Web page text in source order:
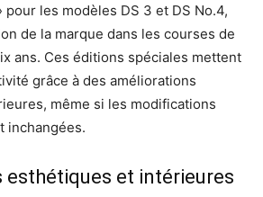
pour les modèles DS 3 et DS No.4,
de la marque dans les courses de
ans. Ces éditions spéciales mettent
grâce à des améliorations
même si les modifications
inchangées.
et intérieures